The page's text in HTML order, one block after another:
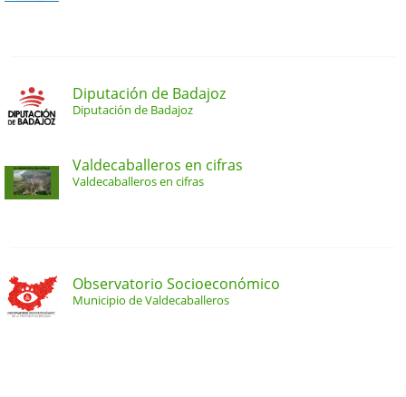
Diputación de Badajoz
Diputación de Badajoz
Valdecaballeros en cifras
Valdecaballeros en cifras
Observatorio Socioeconómico
Municipio de Valdecaballeros